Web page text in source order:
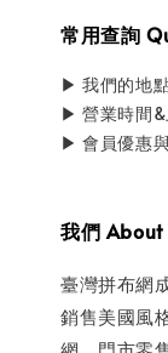
常用查詢
▶ 我們的地
▶ 營業時間&
▶ 會員優惠
我們 About
臺灣拼布網
銷售美國風